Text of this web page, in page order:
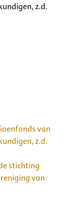
z.d.
van
z.d.
stichting
van